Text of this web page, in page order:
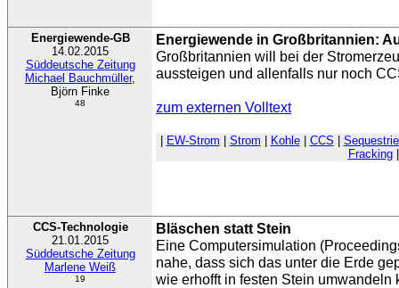
Energiewende-GB
14.02.2015
Süddeutsche Zeitung
Michael Bauchmüller,
Björn Finke
48
Energiewende in Großbritannien:
Großbritannien will bei der
aussteigen und allenfalls nur noch
zum externen Volltext
EW-Strom Strom Kohle| CCS
Fracking|
CCS-Technologie
21.01.2015
Süddeutsche Zeitung
Marlene Weiß
19
Bläschen statt Stein
Eine Computersimulation
nahe, dass sich das unter die Erde
wie erhofft in festen Stein umwandeln